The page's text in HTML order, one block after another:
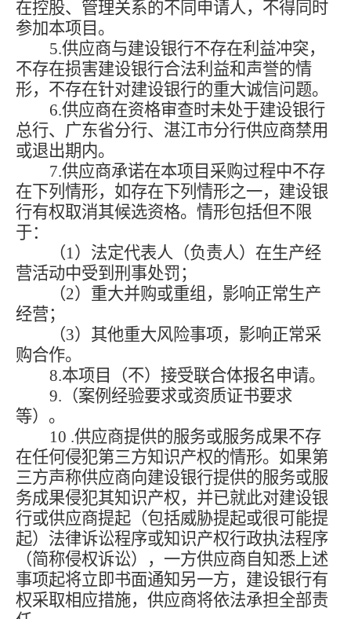
在控股、管理关系的不同申请人，不得同时
参加本项目。
5.供应商与建设银行不存在利益冲突，
不存在损害建设银行合法利益和声誉的情
形，不存在针对建设银行的重大诚信问题。
6.供应商在资格审查时未处于建设银行
总行、广东省分行、湛江市分行供应商禁用
或退出期内。
7.供应商承诺在本项目采购过程中不存
在下列情形，如存在下列情形之一，建设银
行有权取消其候选资格。情形包括但不限
于：
（1）法定代表人（负责人）在生产经
营活动中受到刑事处罚；
（2）重大并购或重组，影响正常生产
经营；
（3）其他重大风险事项，影响正常采
购合作。
8.本项目（不）接受联合体报名申请。
9.（案例经验要求或资质证书要求
等）。
10 .供应商提供的服务或服务成果不存
在任何侵犯第三方知识产权的情形。如果第
三方声称供应商向建设银行提供的服务或服
务成果侵犯其知识产权，并已就此对建设银
行或供应商提起（包括威胁提起或很可能提
起）法律诉讼程序或知识产权行政执法程序
（简称侵权诉讼），一方供应商自知悉上述
事项起将立即书面通知另一方，建设银行有
权采取相应措施，供应商将依法承担全部责